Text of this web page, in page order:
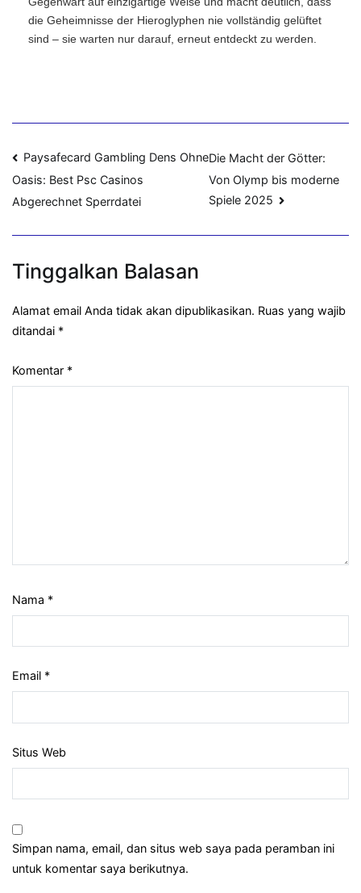
die Geheimnisse der Hieroglyphen nie vollständig gelüftet
sind – sie warten nur darauf, erneut entdeckt zu werden.
Navigasi
pos
Paysafecard Gambling Dens Ohne
Oasis: Best Psc Casinos
Abgerechnet Sperrdatei
Die Macht der Götter:
Von Olymp bis moderne
Spiele 2025
Tinggalkan Balasan
Alamat email Anda tidak akan dipublikasikan. Ruas yang wajib
ditandai *
Komentar *
Nama *
Email *
Situs Web
Simpan nama, email, dan situs web saya pada peramban ini
untuk komentar saya berikutnya.